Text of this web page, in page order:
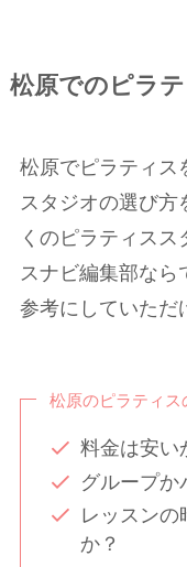
松原でのピラ
松原でピラティス
スタジオの選び方
くのピラティスス
スナビ編集部なら
参考にしていただ
松原のピラティス
料金は安い
グループか
レッスンの
か？